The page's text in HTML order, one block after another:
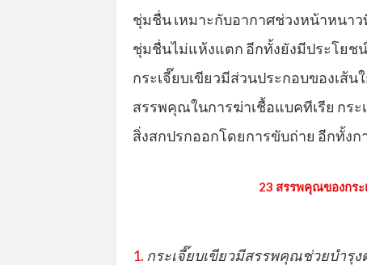
ชุ่มชื่น เหมาะกับอากาศช่วงหน้าหนา
ชุ่มชื่นไม่แห้งแตก อีกทั้งยังมีประโยช
กระเจี๊ยบเขียวมีส่วนประกอบของเส้
สรรพคุณในการฆ่าเชื้อแบคทีเรีย กร
สิ่งสกปรกออกโดยการขับถ่าย อีกทั้ง
23 สรรพคุณของกระ
1. กระเจี๊ยบเขียวมีสรรพคุณช่วยบำรุง